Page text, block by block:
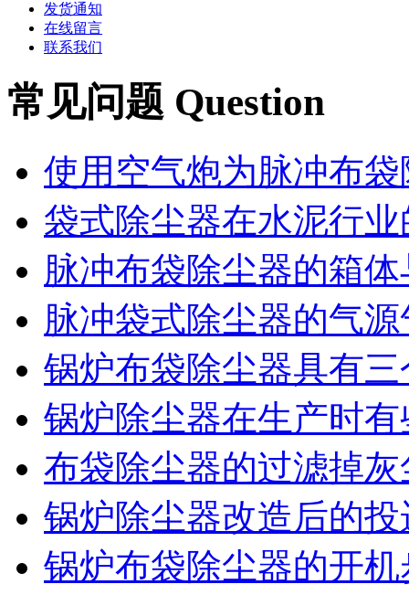
发货通知
在线留言
联系我们
常见问题 Question
使用空气炮为脉冲布
袋式除尘器在水泥行
脉冲布袋除尘器的箱
脉冲袋式除尘器的气
锅炉布袋除尘器具有
锅炉除尘器在生产时
布袋除尘器的过滤掉
锅炉除尘器改造后的
锅炉布袋除尘器的开机